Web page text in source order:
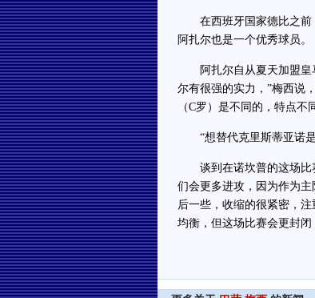
在西班牙国家德比之前
阿扎尔也是一个优秀球员。
阿扎尔自从夏天加盟皇
尔有很强的实力，”梅西说
（C罗）是不同的，特点不
“想替代克里斯蒂亚诺是
谈到在诺坎普的这场比
们会更多进攻，因为作为
后一些，收缩的很紧密，
均衡，但这场比赛会更封闭